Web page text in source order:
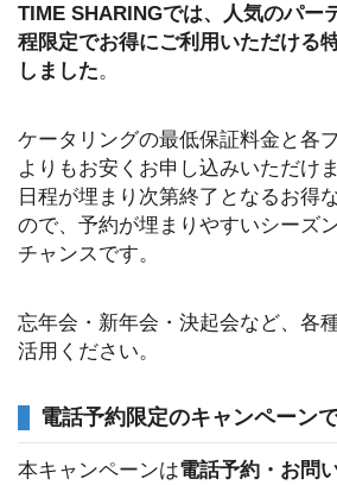
TIME SHARINGでは、人気のパー
程限定でお得にご利用いただける
しました
ケータリングの最低保証料金と各
よりもお安くお申し込みいただけま
日程が埋まり次第終了となるお得
ので、予約が埋まりやすいシーズ
チャンスです。
忘年会・新年会・決起会など、各
活用ください。
電話予約限定のキャンペーン
本キャンペーンは電話予約・お問